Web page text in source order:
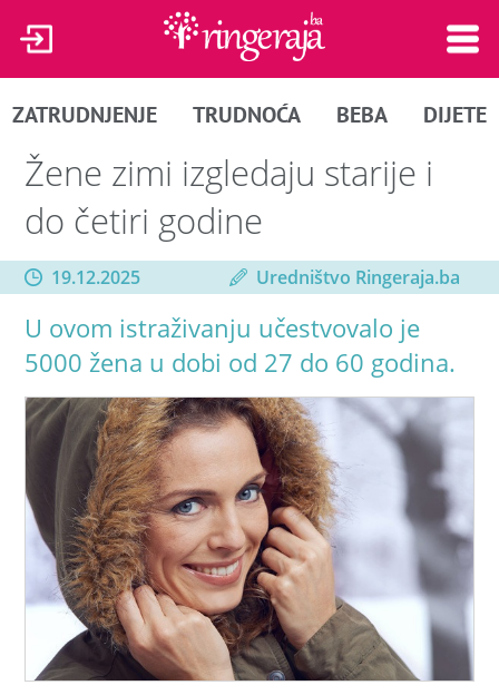
ZATRUDNJENJE TRUDNOĆA BEBA DIJETE
Žene zimi izgledaju starije i
do četiri godine
19.12.2025 Uredništvo Ringeraja.ba
U ovom istraživanju učestvovalo je
5000 žena u dobi od 27 do 60 godina.